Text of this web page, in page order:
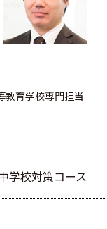
教育学校専門担当
学校対策コース